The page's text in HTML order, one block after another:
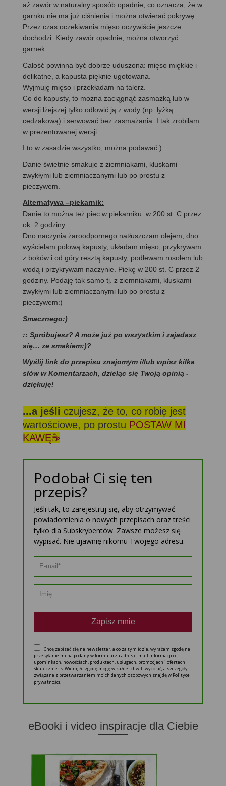
aż zawór w naturalny sposób opadnie, co oznacza, że w
garnku nie ma już ciśnienia i można otwierać pokrywę.
Przez czas oczekiwania mięso oczywiście jeszcze
dochodzi. Kiedy zawór opadnie, można otworzyć
garnek.
Całość powinna być dobrze uduszona: mięso miękkie i
delikatne, a kapusta pięknie ugotowana.
Wyjmuję mięso i przekładam na talerz.
Co do kapusty, to można zaciągnąć zasmażką lub w
wersji lżejszej tylko odłowić ją z wody (np. łyżką
cedzakową) i serwować bez zasmażania. I tak zrobiłam
w prezentowanej wersji.
I to w zasadzie wszystko, można podawać:)
Danie świetnie smakuje z ziemniakami, kluskami
zwykłymi lub ziemniaczanymi lub po prostu z
pieczywem.
Alternatywa –piekarnik:
Danie to można też piec w piekarniku: w 200 st. C przez
ok. 2 godziny.
Dno naczynia żaroodpornego natłuszczam olejem, dno
wyścielam połową kapusty, układam mięso, przykrywam
z boków i od góry resztą kapusty, podlewam rosołem lub
wodą i przykrywam naczynie. Piekę w 200 st. C przez 2
godziny. Podaję tak samo tj. z ziemniakami, kluskami
zwykłymi lub ziemniaczanymi lub po prostu z
pieczywem:)
Smacznego:)
:: Spróbujesz? A może już po wszystkim i zajadasz
się… ze smakiem:)?
Wyślij link do przepisu znajomym i/lub wpisz kilka
słów w Komentarzach, dzieląc się Twoją opinią -
dziękuję!
...a jeśli czujesz, że to, co robię jest
wartościowe, po prostu POSTAW MI
KAWĘ☕
Podobał Ci się ten
przepis?
Jeśli tak, to zarejestruj się, aby otrzymywać
powiadomienia o nowych przepisach oraz treści
tylko dla Subskrybentów. Zawsze możesz się
wypisać. Nie ujawnię nikomu Twojego adresu.
Zapisz mnie
Chcę zapisać się na newsletter, a co za tym idzie, wyrażam zgodę na
przesyłanie mi na podany w formularzu adres e-mail informacji o
upominkach, nowościach, produktach, usługach, promocjach i ofertach
Skutecznie.Tv Wiem, że zgodę mogę w każdej chwili wycofać, a szczegóły
związane z przetwarzaniem moich danych osobowych znajdę w Polityce
prywatności.
eBooki i video inspiracje dla Ciebie